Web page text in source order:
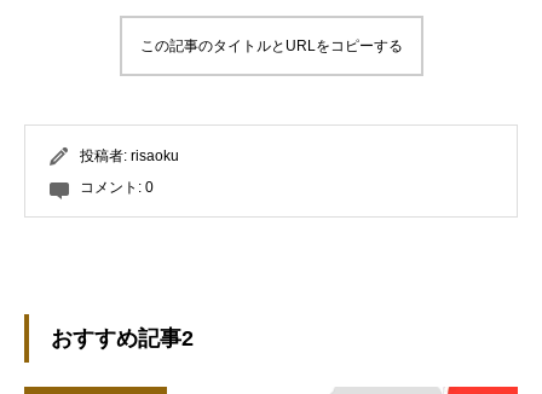
この記事のタイトルとURLをコピーする
投稿者: risaoku
コメント: 0
おすすめ記事2